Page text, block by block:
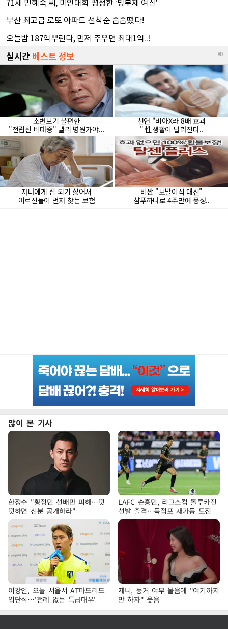
많이 본 기사
한정수 "황정민 선배만 피해…떳
떳하면 신분 공개하라"
LAFC 손흥민, 리그스컵 톨루카전
선발 출격…득점포 재가동 도전
이강인, 오늘 서울서 AT마드리드
입단식…'전례 없는 특급대우'
제니, 동거 여부 물음에 "여기까지
만 하자" 웃음